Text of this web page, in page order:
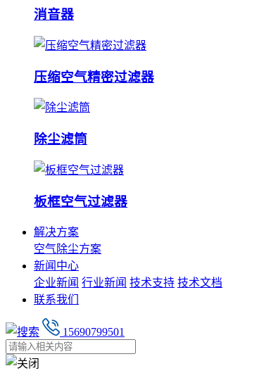
消音器
压缩空气精密过滤器
除尘滤筒
板框空气过滤器
解决方案
空气除尘方案
新闻中心
企业新闻 行业新闻 技术支持 技术文档
联系我们
15690799501